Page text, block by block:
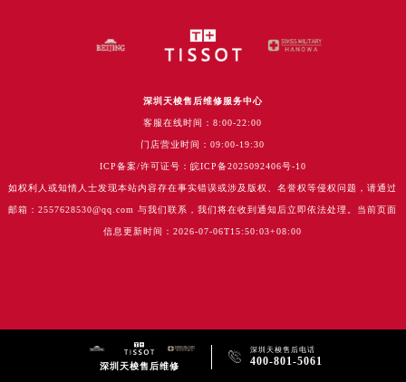
深圳天梭售后维修服务中心
客服在线时间：8:00-22:00
门店营业时间：09:00-19:30
ICP备案/许可证号：皖ICP备2025092406号-10
如权利人或知情人士发现本站内容存在事实错误或涉及版权、名誉权等侵权问题，请通过
邮箱：2557628530@qq.com 与我们联系，我们将在收到通知后立即依法处理。当前页面
信息更新时间：2026-07-06T15:50:03+08:00
深圳天梭售后维修
 深圳天梭售后电话
400-801-5061